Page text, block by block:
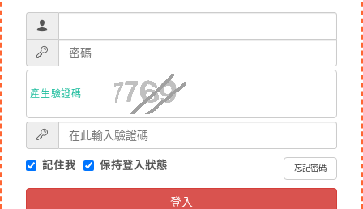
產生驗證碼
記住我 保持登入狀態 忘記密碼
登入